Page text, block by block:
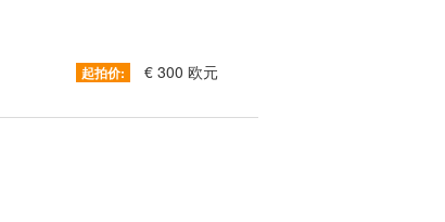
起拍价: € 300 欧元